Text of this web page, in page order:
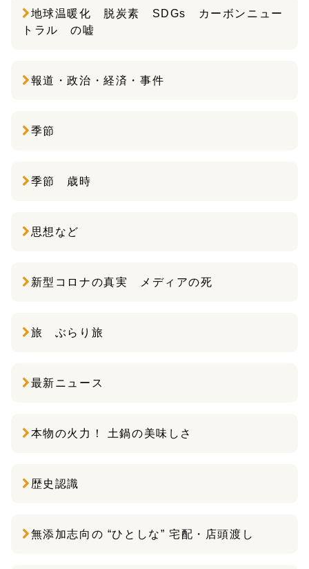
地球温暖化 脱炭素 SDGs カーボンニュー
トラル の嘘
報道・政治・経済・事件
季節
季節 歳時
思想など
新型コロナの真実 メディアの死
旅 ぶらり旅
最新ニュース
本物の火力！ 土鍋の美味しさ
歴史認識
無添加志向の “ひとしな” 宅配・店頭渡し